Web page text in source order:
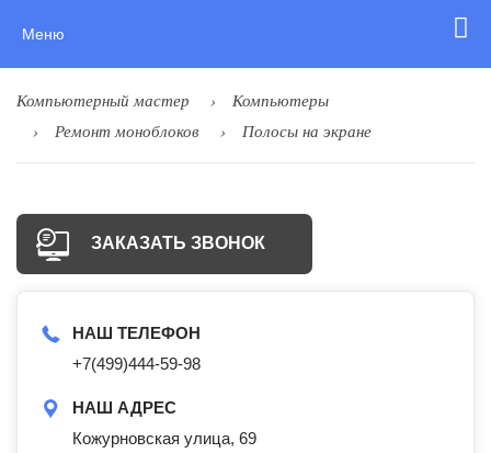
Меню
Компьютерный мастер
Компьютеры
Ремонт моноблоков
Полосы на экране
ЗАКАЗАТЬ ЗВОНОК
НАШ ТЕЛЕФОН
+7(499)444-59-98
НАШ АДРЕС
Кожурновская улица, 69